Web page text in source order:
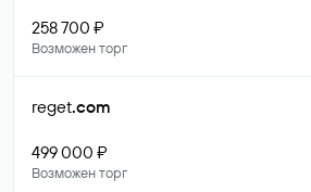
258 700 ₽
Возможен торг
reget.com
499 000 ₽
Возможен торг